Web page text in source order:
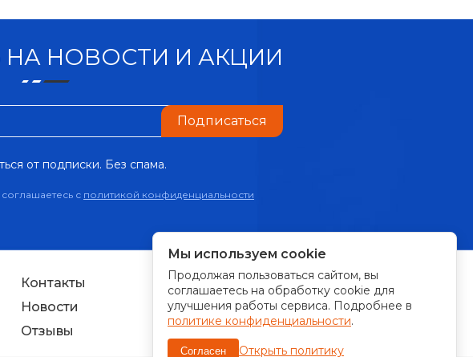
НА НОВОСТИ И АКЦИИ
Подписаться
от подписки. Без спама.
с политикой конфиденциальности
Контакты
Новости
Отзывы
ПРИНИМАЕМ К ОПЛАТЕ:
Мы используем cookie
Продолжая пользоваться сайтом, вы
соглашаетесь на обработку cookie для
улучшения работы сервиса. Подробнее в
политике конфиденциальности.
Согласен Открыть политику